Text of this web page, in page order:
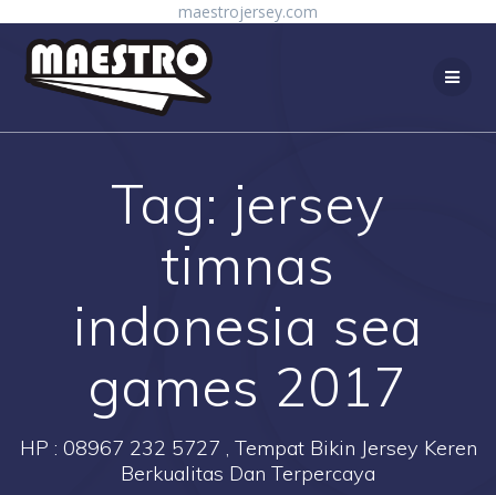
maestrojersey.com
Tag: jersey
timnas
indonesia sea
games 2017
HP : 08967 232 5727 , Tempat Bikin Jersey Keren
Berkualitas Dan Terpercaya